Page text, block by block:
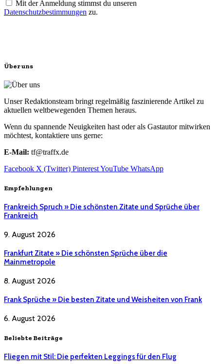
Mit der Anmeldung stimmst du unseren
Datenschutzbestimmungen zu.
Über uns
Unser Redaktionsteam bringt regelmäßig faszinierende Artikel zu
aktuellen weltbewegenden Themen heraus.
Wenn du spannende Neuigkeiten hast oder als Gastautor mitwirken
möchtest, kontaktiere uns gerne:
E-Mail: tf@traffx.de
Facebook X (Twitter) PinterestYouTube WhatsApp
Empfehlungen
Frankreich Spruch » Die schönsten Zitate und Sprüche über
Frankreich
9. August 2026
Frankfurt Zitate » Die schönsten Sprüche über die
Mainmetropole
8. August 2026
Frank Sprüche » Die besten Zitate und Weisheiten von Frank
6. August 2026
Beliebte Beiträge
Fliegen mit Stil: Die perfekten Leggings für den Flug